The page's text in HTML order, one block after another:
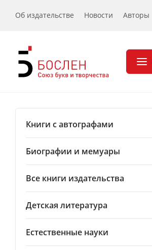
Об издательстве Новости Авторы
Книги с автографами
Биографии и мемуары
Все книги издательства
Детская литература
Естественные науки